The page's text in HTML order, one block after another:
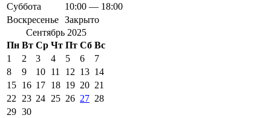
Суббота
10:00 — 18:00
Воскресенье Закрыто
Сентябрь 2025
Пн Вт Ср Чт Пт Сб Вс
1
2 3 4 5 6
7
8
9 10 11 12 13 14
15 16 17 18 19 20 21
22
23 24 25 26 27 28
29 30